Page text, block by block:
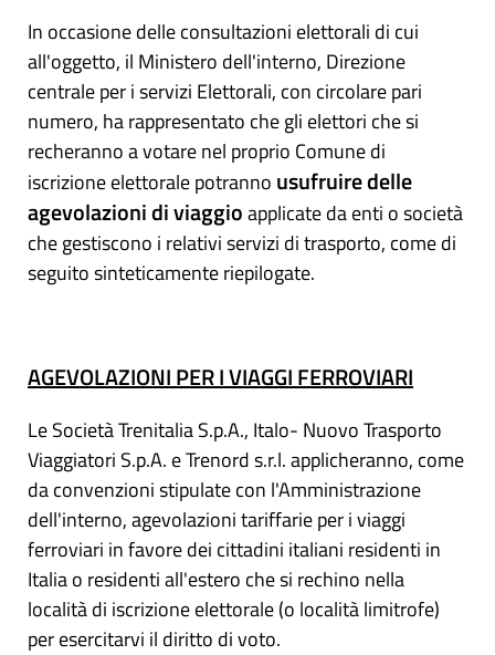
In occasione delle consultazioni elettorali di cui
all'oggetto, il Ministero dell'interno, Direzione
centrale per i servizi Elettorali, con circolare pari
numero, ha rappresentato che gli elettori che si
recheranno a votare nel proprio Comune di
iscrizione elettorale potranno usufruire delle
agevolazioni di viaggioapplicate da enti o società
che gestiscono i relativi servizi di trasporto, come di
seguito sinteticamente riepilogate.
AGEVOLAZIONI PER I VIAGGI FERROVIARI
Le Società Trenitalia S.p.A., Italo- Nuovo Trasporto
Viaggiatori S.p.A. e Trenord s.r.l. applicheranno, come
da convenzioni stipulate con l'Amministrazione
dell'interno, agevolazioni tariffarie per i viaggi
ferroviari in favore dei cittadini italiani residenti in
Italia o residenti all'estero che si rechino nella
località di iscrizione elettorale (o località limitrofe)
per esercitarvi il diritto di voto.